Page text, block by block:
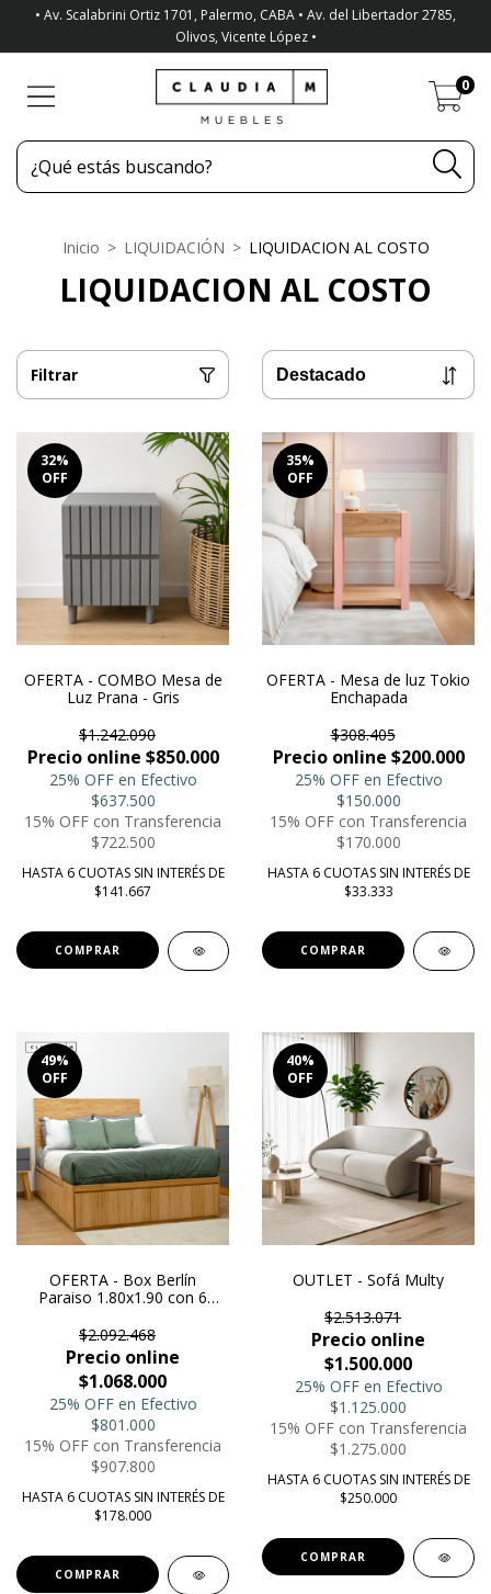
• Av. Scalabrini Ortiz 1701, Palermo, CABA • Av. del Libertador 2785,
Olivos, Vicente López •
0
Inicio > LIQUIDACIÓN > LIQUIDACION AL COSTO
LIQUIDACION AL COSTO
Filtrar
32%
OFF
OFERTA - COMBO Mesa de
Luz Prana - Gris
$1.242.090
Precio online $850.000
25% OFF en Efectivo
$637.500
15% OFF con Transferencia
$722.500
HASTA 6 CUOTAS SIN INTERÉS DE
$141.667
35%
OFF
OFERTA - Mesa de luz Tokio
Enchapada
$308.405
Precio online $200.000
25% OFF en Efectivo
$150.000
15% OFF con Transferencia
$170.000
HASTA 6 CUOTAS SIN INTERÉS DE
$33.333
COMPRAR
49%
OFF
OFERTA - Box Berlín
Paraiso 1.80x1.90 con 6
$2.092.468
Precio online
$1.068.000
25% OFF en Efectivo
$801.000
15% OFF con Transferencia
$907.800
HASTA 6 CUOTAS SIN INTERÉS DE
$178.000
COMPRAR
40%
OFF
OUTLET - Sofá Multy
$2.513.071
Precio online
$1.500.000
25% OFF en Efectivo
$1.125.000
15% OFF con Transferencia
$1.275.000
HASTA 6 CUOTAS SIN INTERÉS DE
$250.000